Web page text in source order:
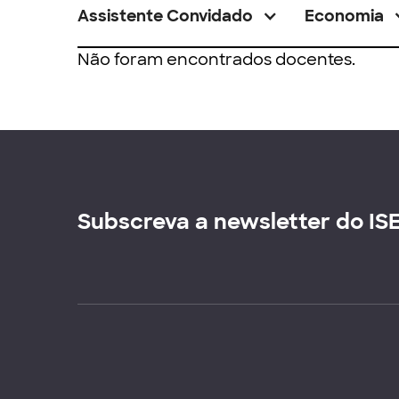
Assistente Convidado Economia
Não foram encontrados docentes.
Subscreva a newsletter do